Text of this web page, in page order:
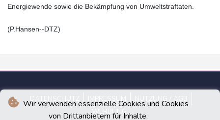
Wir verwenden essenzielle Cookies und Cookies
von Drittanbietern für Inhalte.
Energiewende sowie die Bekämpfung von Umweltstraftaten.
(P.Hansen--DTZ)
DATENSCHUTZ IMPRESSUM
NUTZUNG / AGB
WERBUNG